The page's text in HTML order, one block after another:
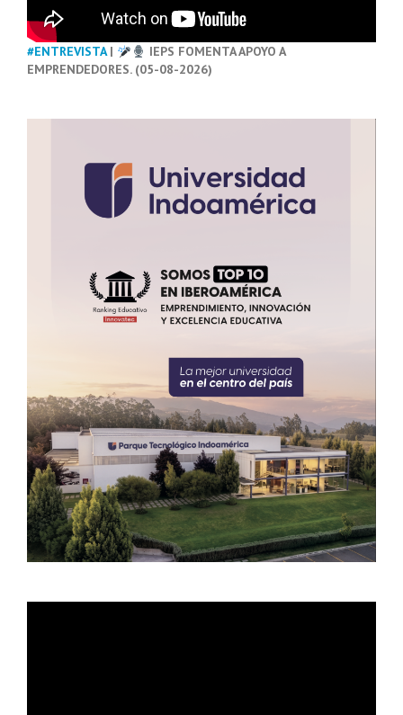
#ENTREVISTA|
IEPS FOMENTA APOYO A
EMPRENDEDORES. (05-08-2026)